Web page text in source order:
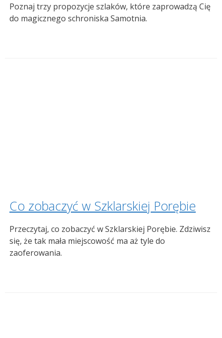
Poznaj trzy propozycje szlaków, które zaprowadzą Cię
do magicznego schroniska Samotnia.
Co zobaczyć w Szklarskiej Porębie
Przeczytaj, co zobaczyć w Szklarskiej Porębie. Zdziwisz
się, że tak mała miejscowość ma aż tyle do
zaoferowania.